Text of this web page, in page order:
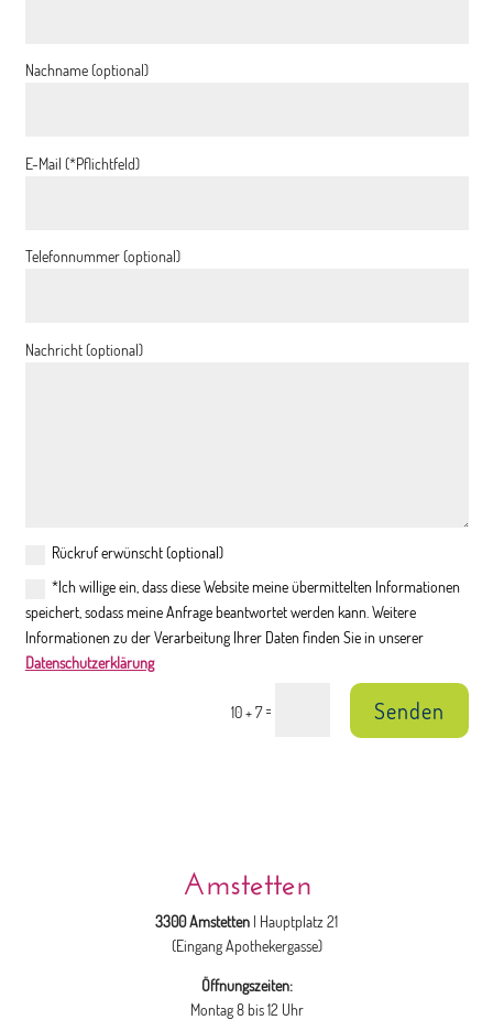
Nachname (optional)
E-Mail (*Pflichtfeld)
Telefonnummer (optional)
Nachricht (optional)
Rückruf erwünscht (optional)
*Ich willige ein, dass diese Website meine übermittelten Informationen
speichert, sodass meine Anfrage beantwortet werden kann. Weitere
Informationen zu der Verarbeitung Ihrer Daten finden Sie in unserer
Datenschutzerklärung
10 + 7= Senden
Amstetten
3300 Amstetten | Hauptplatz 21
(Eingang Apothekergasse)
Öffnungszeiten:
Montag 8 bis 12 Uhr